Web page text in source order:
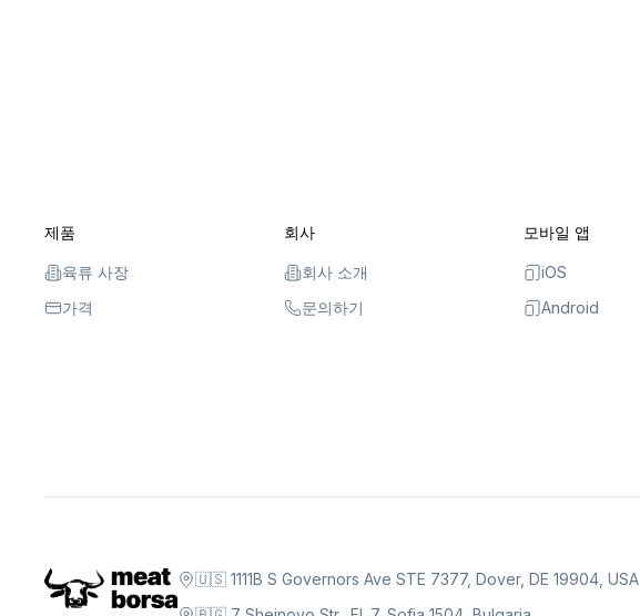
제품
육류 사장
가격
회사
회사 소개
문의하기
모바일 앱
iOS
Android
🇺🇸 1111B S Governors Ave STE 7377, Dover, DE 19904, USA